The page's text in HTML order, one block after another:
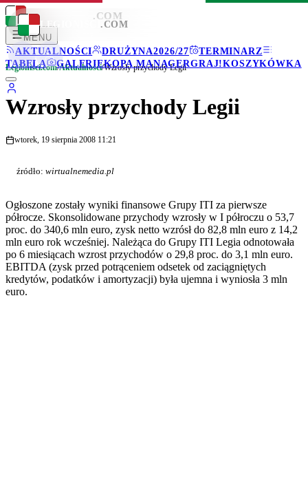
LEGIONISCI .COM
MENU
AKTUALNOŚCI
DRUŻYNA2026/27
TERMINARZ
TABELA
GALERIEKOPA MANAGERGRAJ!KOSZYKÓWKA
LEGIONISCI .COM
Legionisci.com/Aktualności/Wzrosły przychody Legii
Wzrosły przychody Legii
wtorek, 19 sierpnia 2008 11:21
źródło: wirtualnemedia.pl
Ogłoszone zostały wyniki finansowe Grupy ITI za pierwsze
półrocze. Skonsolidowane przychody wzrosły w I półroczu o 53,7
proc. do 340,6 mln euro, zysk netto wzrósł do 82,8 mln euro z 14,2
mln euro rok wcześniej. Należąca do Grupy ITI Legia odnotowała
po 6 miesiącach wzrost przychodów o 29,8 proc. do 3,1 mln euro.
EBITDA (zysk przed potrąceniem odsetek od zaciągniętych
kredytów, podatków i amortyzacji) była ujemna i wyniosła 3 mln
euro.